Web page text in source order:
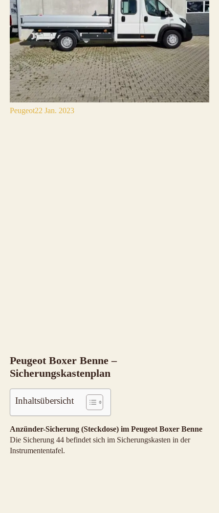
Peugeot22 Jan. 2023
Peugeot Boxer Benne –
Sicherungskastenplan
Inhaltsübersicht
Anzünder-Sicherung (Steckdose) im Peugeot Boxer Benne
Die Sicherung 44 befindet sich im Sicherungskasten in der
Instrumententafel.